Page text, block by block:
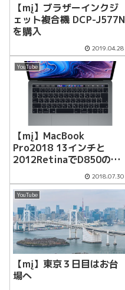
【mį】ブラザーインクジ
ェット複合機 DCP-J577N
を購入
2019.04.28
YouTube
【mį】MacBook
Pro2018 13インチと
2012RetinaでD850の
RAW書き出し速度を
Lightroomで検証したら
すごい結果に！！
2018.07.30
YouTube
【mį】東京３日目はお台
場へ